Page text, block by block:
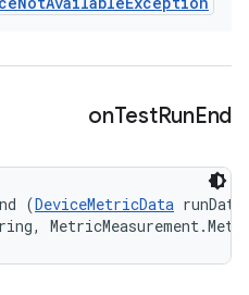
onTestRunEnd
(DeviceMetricData